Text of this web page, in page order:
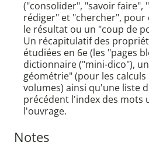
("consolider", "savoir faire",
rédiger" et "chercher", pour
le résultat ou un "coup de
Un récapitulatif des
étudiées en 6e (les "pages
dictionnaire ("mini-dico"),
géométrie" (pour les
volumes) ainsi qu'une liste
précédent l'index des mots
l'ouvrage.
Notes